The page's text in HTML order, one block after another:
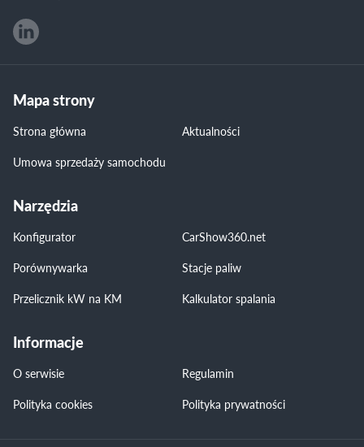
Mapa strony
Strona główna
Aktualności
Umowa sprzedaży samochodu
Narzędzia
Konfigurator
CarShow360.net
Porównywarka
Stacje paliw
Przelicznik kW na KM
Kalkulator spalania
Informacje
O serwisie
Regulamin
Polityka cookies
Polityka prywatności